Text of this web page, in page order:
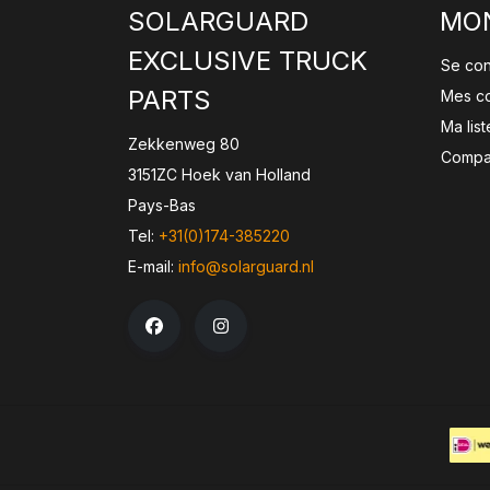
SOLARGUARD
EXCLUSIVE TRUCK
PARTS
Zekkenweg 80
3151ZC Hoek van Holland
Pays-Bas
Tel: +31(0)174-385220
E-mail: info@solarguard.nl
Se
Mes
Ma